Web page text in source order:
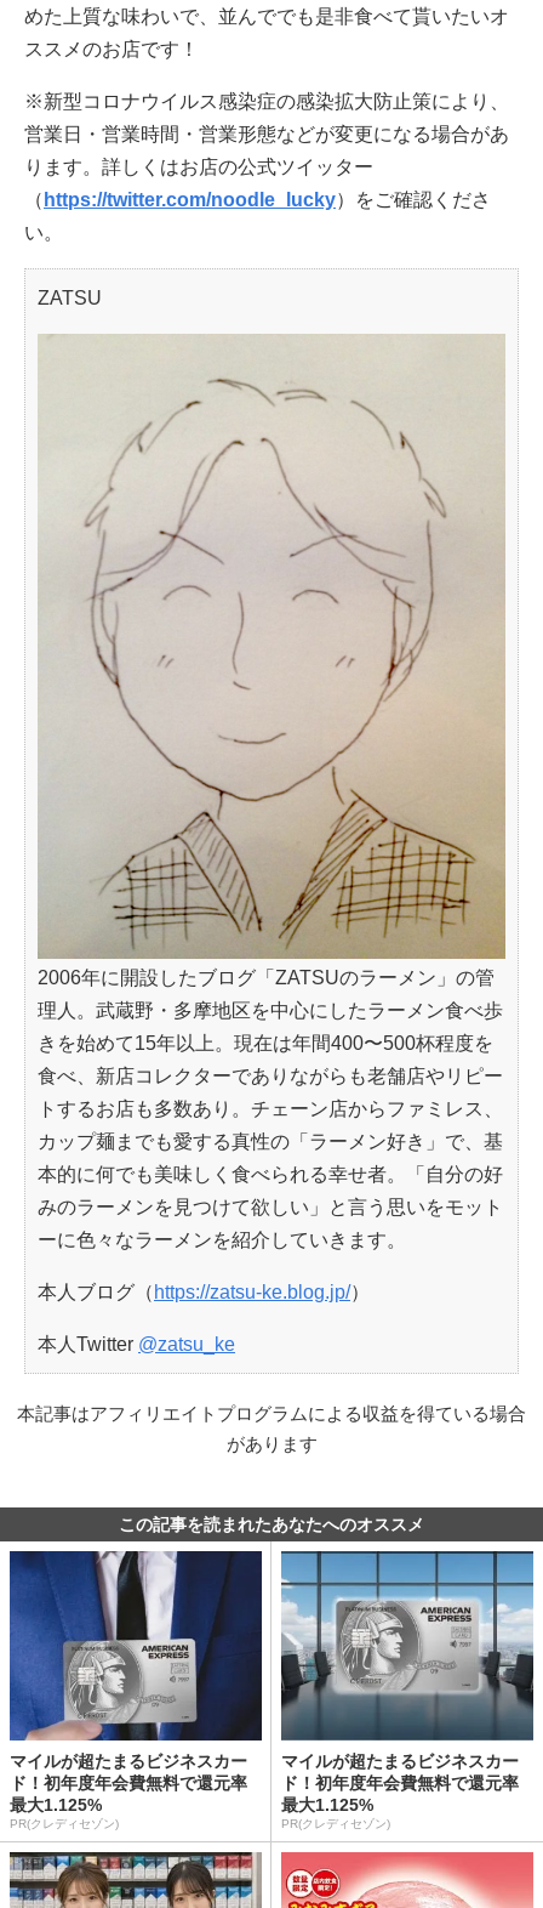
めた上質な味わいで、並んででも是非食べて貰いたいオ
ススメのお店です！
※新型コロナウイルス感染症の感染拡大防止策により、
営業日・営業時間・営業形態などが変更になる場合があ
ります。詳しくはお店の公式ツイッター
（ https://twitter.com/noodle_lucky）をご確認くださ
い。
ZATSU
2006年に開設したブログ「ZATSUのラーメン」の管
理人。武蔵野・多摩地区を中心にしたラーメン食べ歩
きを始めて15年以上。現在は年間400〜500杯程度を
食べ、新店コレクターでありながらも老舗店やリピー
トするお店も多数あり。チェーン店からファミレス、
カップ麺までも愛する真性の「ラーメン好き」で、基
本的に何でも美味しく食べられる幸せ者。「自分の好
みのラーメンを見つけて欲しい」と言う思いをモット
ーに色々なラーメンを紹介していきます。
本人ブログ（ https://zatsu-ke.blog.jp/）
本人Twitter @zatsu_ke
本記事はアフィリエイトプログラムによる収益を得ている場合
があります
この記事を読まれたあなたへのオススメ
マイルが超たまるビジネスカー
ド！初年度年会費無料で還元率
最大1.125%
PR(クレディセゾン)
マイルが超たまるビジネスカー
ド！初年度年会費無料で還元率
最大1.125%
PR(クレディセゾン)